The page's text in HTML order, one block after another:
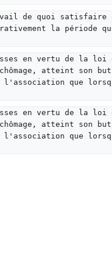
de quoi satisfaire
la
en vertu de la loi
atteint son but
que
en vertu de la loi
atteint son but
que